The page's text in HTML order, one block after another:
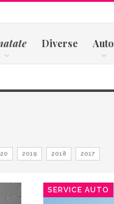
Diverse Auto
2019 2018 2017
SERVICE AUTO